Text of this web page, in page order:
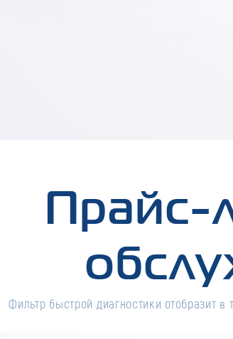
Прайс-
Фильтр быстрой диагностики отобразит